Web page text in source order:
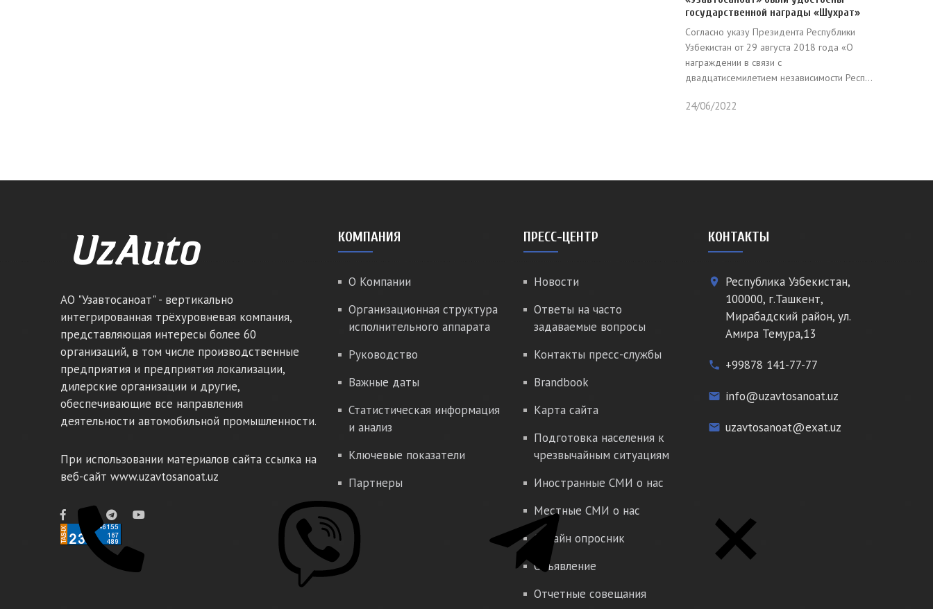
государственной награды «Шухрат»
Согласно указу Президента Республики
Узбекистан от 29 августа 2018 года «О
награждении в связи с
двадцатисемилетием независимости Респ...
24/06/2022
АО "Узавтосаноат" - вертикально
интегрированная трёхуровневая компания,
представляющая интересы более 60
организаций, в том числе производственные
предприятия и предприятия локализации,
дилерские организации и другие,
обеспечивающие все направления
деятельности автомобильной промышленности.
При использовании материалов сайта ссылка на
веб-сайт www.uzavtosanoat.uz
КОМПАНИЯ
О Компании
Организационная структура
исполнительного аппарата
Руководство
Важные даты
Статистическая информация
и анализ
Ключевые показатели
Партнеры
ПРЕСС-ЦЕНТР
Новости
Ответы на часто
задаваемые вопросы
Контакты пресс-службы
Brandbook
Карта сайта
Подготовка населения к
чрезвычайным ситуациям
Иностранные СМИ о нас
Местные СМИ о нас
Онлайн опросник
Объявление
Отчетные совещания
КОНТАКТЫ
place
Республика Узбекистан,
100000, г.Ташкент,
Мирабадский район, ул.
Амира Темура,13
phone +99878 141-77-77
email info@uzavtosanoat.uz
email uzavtosanoat@exat.uz